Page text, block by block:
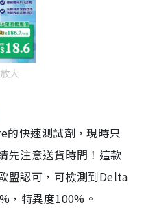
大
快速測試劑，現時只
先注意送貨時間！這款
盟認可，可檢測到Delta
，特異度100%。